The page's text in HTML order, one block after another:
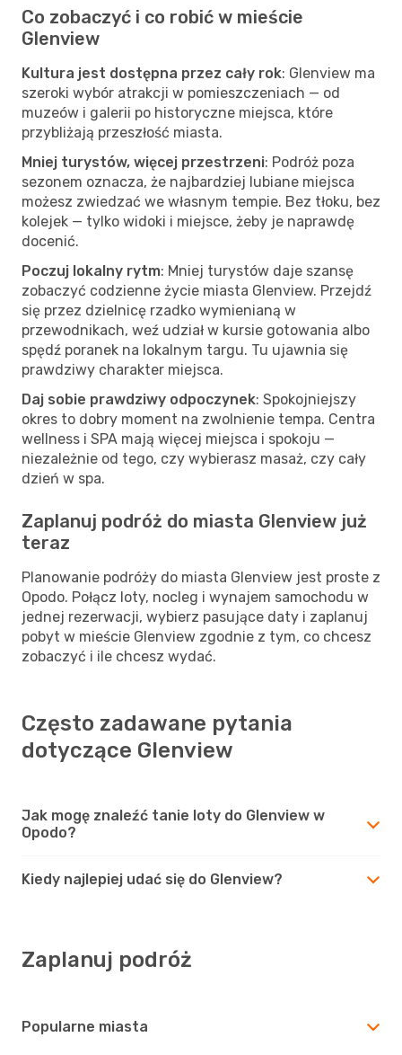
Co zobaczyć i co robić w mieście
Glenview
Kultura jest dostępna przez cały rok: Glenview ma
szeroki wybór atrakcji w pomieszczeniach — od
muzeów i galerii po historyczne miejsca, które
przybliżają przeszłość miasta.
Mniej turystów, więcej przestrzeni: Podróż poza
sezonem oznacza, że najbardziej lubiane miejsca
możesz zwiedzać we własnym tempie. Bez tłoku, bez
kolejek — tylko widoki i miejsce, żeby je naprawdę
docenić.
Poczuj lokalny rytm: Mniej turystów daje szansę
zobaczyć codzienne życie miasta Glenview. Przejdź
się przez dzielnicę rzadko wymienianą w
przewodnikach, weź udział w kursie gotowania albo
spędź poranek na lokalnym targu. Tu ujawnia się
prawdziwy charakter miejsca.
Daj sobie prawdziwy odpoczynek: Spokojniejszy
okres to dobry moment na zwolnienie tempa. Centra
wellness i SPA mają więcej miejsca i spokoju —
niezależnie od tego, czy wybierasz masaż, czy cały
dzień w spa.
Zaplanuj podróż do miasta Glenview już
teraz
Planowanie podróży do miasta Glenview jest proste z
Opodo. Połącz loty, nocleg i wynajem samochodu w
jednej rezerwacji, wybierz pasujące daty i zaplanuj
pobyt w mieście Glenview zgodnie z tym, co chcesz
zobaczyć i ile chcesz wydać.
Często zadawane pytania
dotyczące Glenview
Jak mogę znaleźć tanie loty do Glenview w
Opodo?
Kiedy najlepiej udać się do Glenview?
Zaplanuj podróż
Popularne miasta